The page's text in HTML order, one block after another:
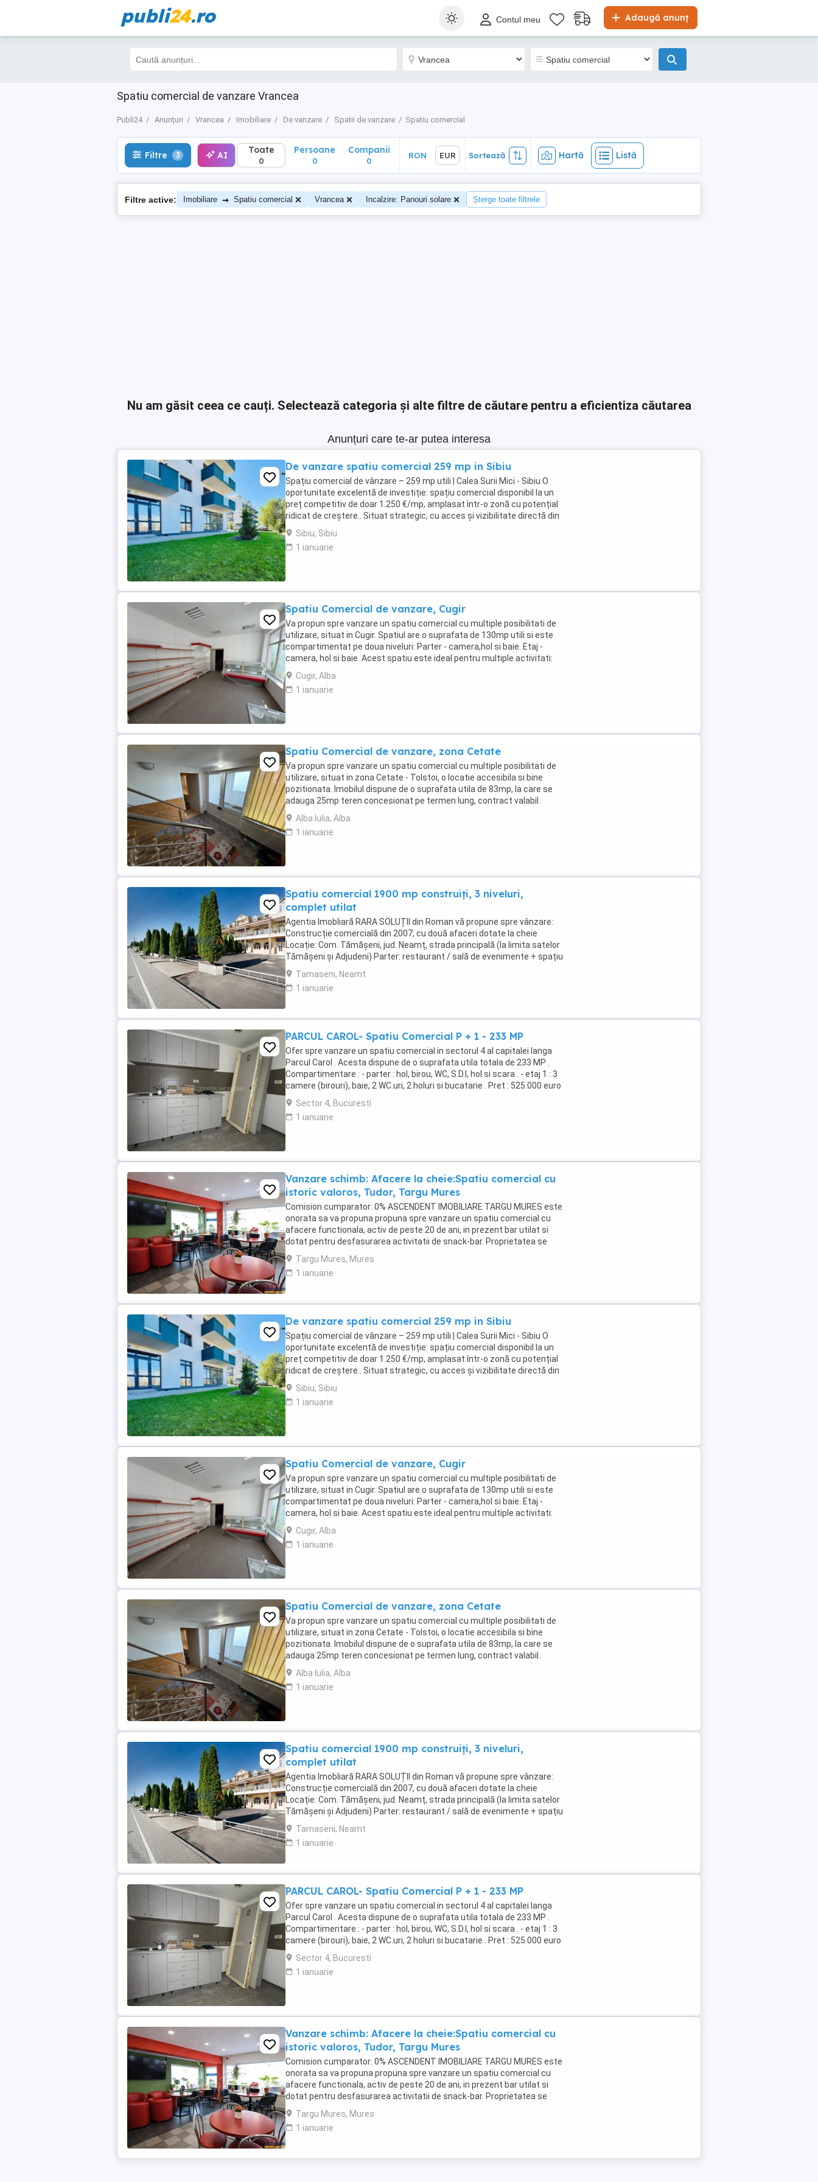
publi24.ro Adaugă anunț
Contul meu
Spatiu comercial de vanzare Vrancea
Publi24 Anunțuri Vrancea Imobiliare De vanzare Spatii de vanzare Spatiu comercial
Filtre 3 AI EUR Sortează Hartă Listă
Filtre 3 AI Toate
0
Persoane
0
Companii
0
RON EUR Sortează Hartă Listă
Filtre active: Imobiliare → Spatiu comercial Vrancea Incalzire: Panouri solare Șterge toate filtrele
Nu am găsit ceea ce cauți. Selectează categoria și alte filtre de căutare pentru a eficientiza căutarea
Anunțuri care te-ar putea interesa
De vanzare spatiu comercial 259 mp in Sibiu
Spațiu comercial de vânzare – 259 mp utili | Calea Surii Mici - Sibiu O
oportunitate excelentă de investiție: spațiu comercial disponibil la un
preț competitiv de doar 1.250 €/mp, amplasat într-o zonă cu potențial
ridicat de creștere.. Situat strategic, cu acces și vizibilitate directă din
Calea ...
Sibiu, Sibiu
1 ianuarie
Spatiu Comercial de vanzare, Cugir
Va propun spre vanzare un spatiu comercial cu multiple posibilitati de
utilizare, situat in Cugir. Spatiul are o suprafata de 130mp utili si este
compartimentat pe doua niveluri: Parter - camera,hol si baie. Etaj -
camera, hol si baie. Acest spatiu este ideal pentru multiple activitati:
spatiu birouri, ...
Cugir, Alba
1 ianuarie
Spatiu Comercial de vanzare, zona Cetate
Va propun spre vanzare un spatiu comercial cu multiple posibilitati de
utilizare, situat in zona Cetate - Tolstoi, o locatie accesibila si bine
pozitionata. Imobilul dispune de o suprafata utila de 83mp, la care se
adauga 25mp teren concesionat pe termen lung, contract valabil.
Proprietatea este compartimentata ...
Alba Iulia, Alba
1 ianuarie
Spatiu comercial 1900 mp construiți, 3 niveluri,
complet utilat
Agentia Imobliară RARA SOLUȚII din Roman vă propune spre vânzare:
Construcție comercială din 2007, cu două afaceri dotate la cheie
Locație: Com. Tămășeni, jud. Neamț, strada principală (la limita satelor
Tămășeni și Adjudeni) Parter: restaurant / sală de evenimente + spațiu
comercial Etaj: club / discotecă Mansardă: ...
Tamaseni, Neamt
1 ianuarie
PARCUL CAROL- Spatiu Comercial P + 1 - 233 MP
Ofer spre vanzare un spatiu comercial in sectorul 4 al capitalei langa
Parcul Carol . Acesta dispune de o suprafata utila totala de 233 MP .
Compartimentare : - parter : hol, birou, WC, S.D.I, hol si scara . - etaj 1 : 3
camere (birouri), baie, 2 WC.uri, 2 holuri si bucatarie . Pret : 525.000 euro
Se ...
Sector 4, Bucuresti
1 ianuarie
Vanzare schimb: Afacere la cheie:Spatiu comercial cu
istoric valoros, Tudor, Targu Mures
Comision cumparator: 0% ASCENDENT IMOBILIARE TARGU MURES este
onorata sa va propuna propuna spre vanzare un spatiu comercial cu
afacere functionala, activ de peste 20 de ani, in prezent bar utilat si
dotat pentru desfasurarea activitatii de snack-bar. Proprietatea se
vinde la pachet cu firma si intreaga ...
Targu Mures, Mures
1 ianuarie
De vanzare spatiu comercial 259 mp in Sibiu
Spațiu comercial de vânzare – 259 mp utili | Calea Surii Mici - Sibiu O
oportunitate excelentă de investiție: spațiu comercial disponibil la un
preț competitiv de doar 1.250 €/mp, amplasat într-o zonă cu potențial
ridicat de creștere.. Situat strategic, cu acces și vizibilitate directă din
Calea ...
Sibiu, Sibiu
1 ianuarie
Spatiu Comercial de vanzare, Cugir
Va propun spre vanzare un spatiu comercial cu multiple posibilitati de
utilizare, situat in Cugir. Spatiul are o suprafata de 130mp utili si este
compartimentat pe doua niveluri: Parter - camera,hol si baie. Etaj -
camera, hol si baie. Acest spatiu este ideal pentru multiple activitati:
spatiu birouri, ...
Cugir, Alba
1 ianuarie
Spatiu Comercial de vanzare, zona Cetate
Va propun spre vanzare un spatiu comercial cu multiple posibilitati de
utilizare, situat in zona Cetate - Tolstoi, o locatie accesibila si bine
pozitionata. Imobilul dispune de o suprafata utila de 83mp, la care se
adauga 25mp teren concesionat pe termen lung, contract valabil.
Proprietatea este compartimentata ...
Alba Iulia, Alba
1 ianuarie
Spatiu comercial 1900 mp construiți, 3 niveluri,
complet utilat
Agentia Imobliară RARA SOLUȚII din Roman vă propune spre vânzare:
Construcție comercială din 2007, cu două afaceri dotate la cheie
Locație: Com. Tămășeni, jud. Neamț, strada principală (la limita satelor
Tămășeni și Adjudeni) Parter: restaurant / sală de evenimente + spațiu
comercial Etaj: club / discotecă Mansardă: ...
Tamaseni, Neamt
1 ianuarie
PARCUL CAROL- Spatiu Comercial P + 1 - 233 MP
Ofer spre vanzare un spatiu comercial in sectorul 4 al capitalei langa
Parcul Carol . Acesta dispune de o suprafata utila totala de 233 MP .
Compartimentare : - parter : hol, birou, WC, S.D.I, hol si scara . - etaj 1 : 3
camere (birouri), baie, 2 WC.uri, 2 holuri si bucatarie . Pret : 525.000 euro
Se ...
Sector 4, Bucuresti
1 ianuarie
Vanzare schimb: Afacere la cheie:Spatiu comercial cu
istoric valoros, Tudor, Targu Mures
Comision cumparator: 0% ASCENDENT IMOBILIARE TARGU MURES este
onorata sa va propuna propuna spre vanzare un spatiu comercial cu
afacere functionala, activ de peste 20 de ani, in prezent bar utilat si
dotat pentru desfasurarea activitatii de snack-bar. Proprietatea se
vinde la pachet cu firma si intreaga ...
Targu Mures, Mures
1 ianuarie